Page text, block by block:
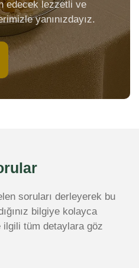
edecek lezzetli ve
yanınızdayız.
soruları derleyerek bu
bilgiye kolayca
tüm detaylara göz